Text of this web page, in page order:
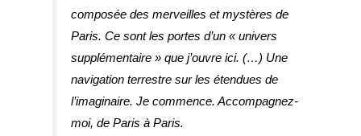
composée des merveilles et mystères de
Paris. Ce sont les portes d’un « univers
supplémentaire » que j’ouvre ici. (…) Une
navigation terrestre sur les étendues de
l’imaginaire. Je commence. Accompagnez-
moi, de Paris à Paris.